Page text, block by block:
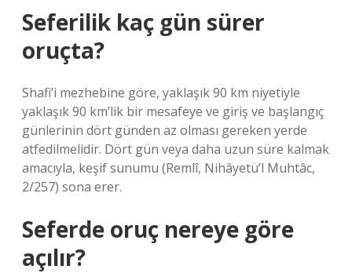
Seferilik kaç gün sürer
oruçta?
Shafi’i mezhebine göre, yaklaşık 90 km niyetiyle
yaklaşık 90 km’lik bir mesafeye ve giriş ve başlangıç ​​
günlerinin dört günden az olması gereken yerde
atfedilmelidir. Dört gün veya daha uzun süre kalmak
amacıyla, keşif sunumu (Remlî, Nihâyetü’l Muhtâc,
2/257) sona erer.
Seferde oruç nereye göre
açılır?